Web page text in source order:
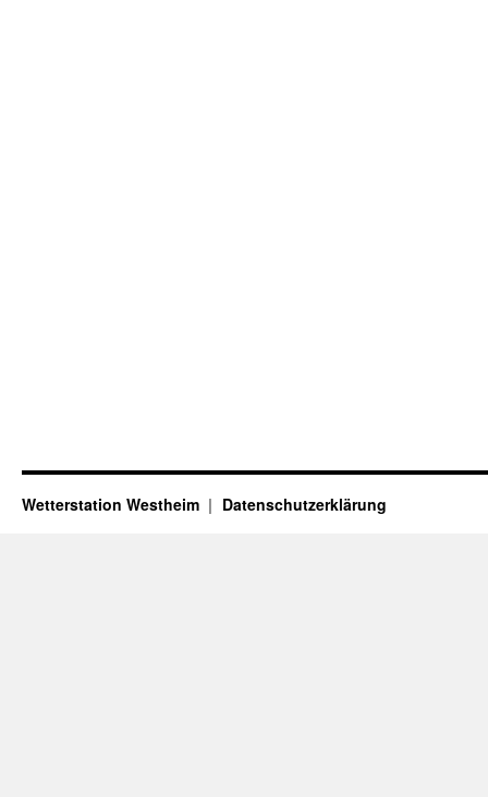
Wetterstation Westheim Datenschutzerklärung